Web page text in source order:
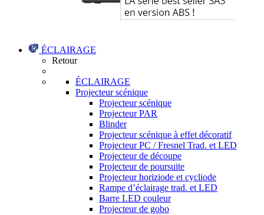
ÉCLAIRAGE
Retour
ÉCLAIRAGE
Projecteur scénique
Projecteur scénique
Projecteur PAR
Blinder
Projecteur scénique à effet décoratif
Projecteur PC / Fresnel Trad. et LED
Projecteur de découpe
Projecteur de poursuite
Projecteur horiziode et cycliode
Rampe d’éclairage trad. et LED
Barre LED couleur
Projecteur de gobo